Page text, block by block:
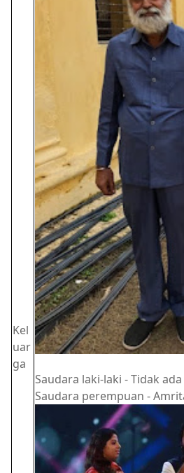
Kel
uar
ga
Saudara laki-laki - Tidak ada
Saudara perempuan -